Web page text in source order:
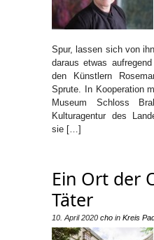
Spur, lassen sich von
daraus etwas
den Künstlern
Sprute. In Kooperation
Museum Schloss
Kulturagentur des
sie […]
Ein Ort der
Täter
10. April 2020 cho in Kreis